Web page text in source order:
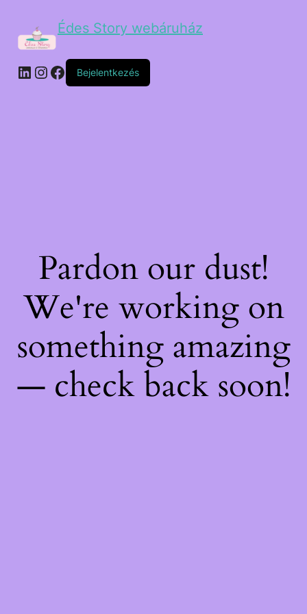
Édes Story webáruház
Bejelentkezés
Pardon our dust!
We're working on
something amazing
— check back soon!